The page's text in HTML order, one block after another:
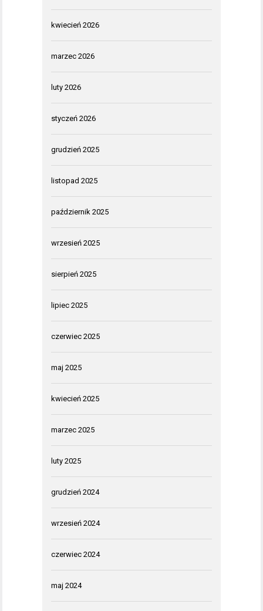
kwiecień 2026
marzec 2026
luty 2026
styczeń 2026
grudzień 2025
listopad 2025
październik 2025
wrzesień 2025
sierpień 2025
lipiec 2025
czerwiec 2025
maj 2025
kwiecień 2025
marzec 2025
luty 2025
grudzień 2024
wrzesień 2024
czerwiec 2024
maj 2024